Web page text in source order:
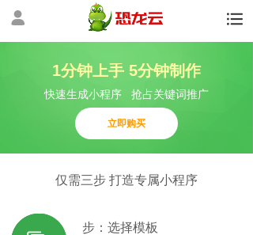
1分钟上手 5分钟制作
快速生成小程序 抢占关键词推广
立即购买
仅需三步 打造专属小程序
步：选择模板